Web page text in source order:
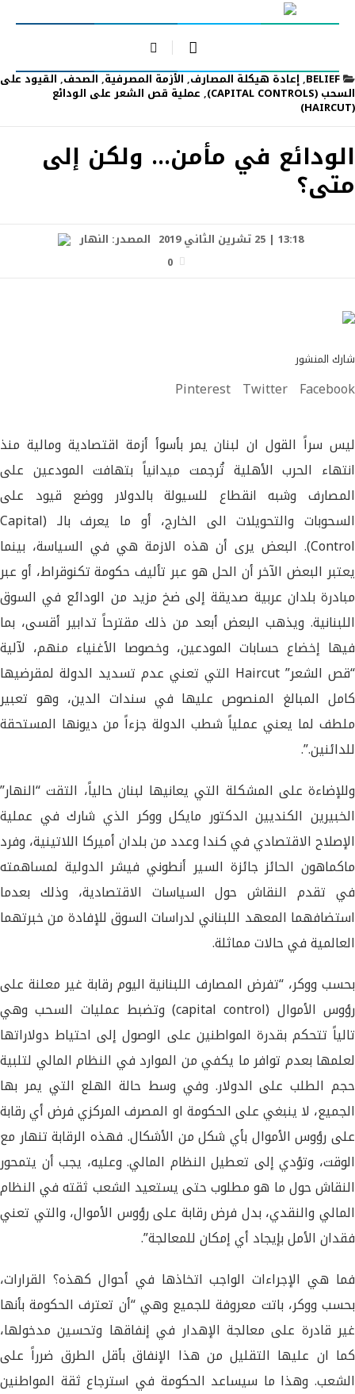
BELIEF
,إعادة هيكلة المصارف,الأزمة المصرفية,الصحف,القيود على
السحب (CAPITAL CONTROLS) , عملية قص الشعر على الودائع
(HAIRCUT)
الودائع في مأمن… ولكن إلى
متى؟
13:18 | 25 تشرين الثاني 2019 المصدر: النهار
0
شارك المنشور
Facebook
Twitter
Pinterest
ليس سراً القول ان لبنان يمر بأسوأ أزمة اقتصادية ومالية منذ
انتهاء الحرب الأهلية تُرجمت ميدانياً بتهافت المودعين على
المصارف وشبه انقطاع للسيولة بالدولار ووضع قيود على
السحوبات والتحويلات الى الخارج، أو ما يعرف بالـ (Capital
Control).
البعض يرى أن هذه الازمة هي في السياسة، بينما
يعتبر البعض الآخر أن الحل هو عبر تأليف حكومة تكنوقراط، أو عبر
مبادرة بلدان عربية صديقة إلى ضخ مزيد من الودائع في السوق
اللبنانية. ويذهب البعض أبعد من ذلك مقترحاً تدابير أقسى، بما
فيها إخضاع حسابات المودعين، وخصوصا الأغنياء منهم، لآلية
“قص الشعر” Haircut التي تعني عدم تسديد الدولة لمقرضيها
كامل المبالغ المنصوص عليها في سندات الدين، وهو تعبير
ملطف لما يعني عملياً شطب الدولة جزءاً من ديونها المستحقة
للدائنين.”.
وللإضاءة على المشكلة التي يعانيها لبنان حالياً، التقت “النهار”
الخبيرين الكنديين الدكتور مايكل ووكر الذي شارك في عملية
الإصلاح الاقتصادي في كندا وعدد من بلدان أميركا اللاتينية، وفرد
ماكماهون الحائز جائزة السير أنطوني فيشر الدولية لمساهمته
في تقدم النقاش حول السياسات الاقتصادية، وذلك بعدما
استضافهما المعهد اللبناني لدراسات السوق للإفادة من خبرتهما
العالمية في حالات مماثلة.
بحسب ووكر، “تفرض المصارف اللبنانية اليوم رقابة غير معلنة على
رؤوس الأموال (capital control) وتضبط عمليات السحب وهي
تالياً تتحكم بقدرة المواطنين على الوصول إلى احتياط دولاراتها
لعلمها بعدم توافر ما يكفي من الموارد في النظام المالي لتلبية
حجم الطلب على الدولار. وفي وسط حالة الهلع التي يمر بها
الجميع، لا ينبغي على الحكومة او المصرف المركزي فرض أي رقابة
على رؤوس الأموال بأي شكل من الأشكال. فهذه الرقابة تنهار مع
الوقت، وتؤدي إلى تعطيل النظام المالي. وعليه، يجب أن يتمحور
النقاش حول ما هو مطلوب حتى يستعيد الشعب ثقته في النظام
المالي والنقدي، بدل فرض رقابة على رؤوس الأموال، والتي تعني
فقدان الأمل بإيجاد أي إمكان للمعالجة”.
فما هي الإجراءات الواجب اتخاذها في أحوال كهذه؟ القرارات،
بحسب ووكر، باتت معروفة للجميع وهي “أن تعترف الحكومة بأنها
غير قادرة على معالجة الإهدار في إنفاقها وتحسين مدخولها،
كما ان عليها التقليل من هذا الإنفاق بأقل الطرق ضرراً على
الشعب. وهذا ما سيساعد الحكومة في استرجاع ثقة المواطنين